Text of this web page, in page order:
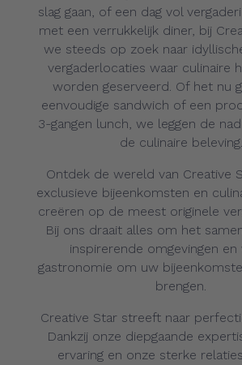
slag gaan, of een dag vol
met een verrukkelijk diner, bij
we steeds op zoek naar
vergaderlocaties waar culinaire
worden geserveerd. Of het nu
eenvoudige sandwich of een
3-gangen lunch, we leggen de
de culinaire beleving.
Ontdek de wereld van Creative
exclusieve bijeenkomsten en
creëren op de meest originele
Bij ons draait alles om het
inspirerende omgevingen en
gastronomie om uw
brengen.
Creative Star streeft naar
Dankzij onze diepgaande
ervaring en onze sterke